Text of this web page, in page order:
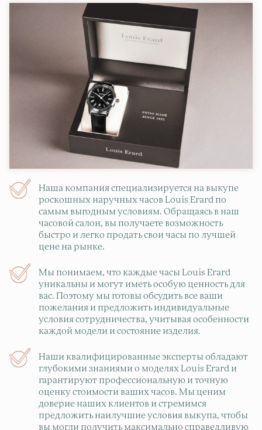
Наша компания специализируется на выкупе
роскошных наручных часов Louis Erard по
самым выгодным условиям. Обращаясь в наш
часовой салон, вы получаете возможность
быстро и легко продать свои часы по лучшей
цене на рынке.
Мы понимаем, что каждые часы Louis Erard
уникальны и могут иметь особую ценность для
вас. Поэтому мы готовы обсудить все ваши
пожелания и предложить индивидуальные
условия сотрудничества, учитывая особенности
каждой модели и состояние изделия.
Наши квалифицированные эксперты обладают
глубокими знаниями о моделях Louis Erard и
гарантируют профессиональную и точную
оценку стоимости ваших часов. Мы ценим
доверие наших клиентов и стремимся
предложить наилучшие условия выкупа, чтобы
вы могли получить максимально справедливую